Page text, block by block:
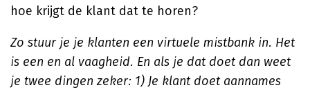
hoe krijgt de klant dat te horen?
Zo stuur je je klanten een virtuele mistbank in. Het
is een en al vaagheid. En als je dat doet dan weet
je twee dingen zeker: 1) Je klant doet aannames